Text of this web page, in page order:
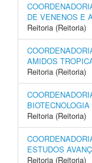
DE VENENOS E
Reitoria (Reitoria)
AMIDOS
Reitoria (Reitoria)
BIOTECNOLOGIA
Reitoria (Reitoria)
ESTUDOS
Reitoria (Reitoria)